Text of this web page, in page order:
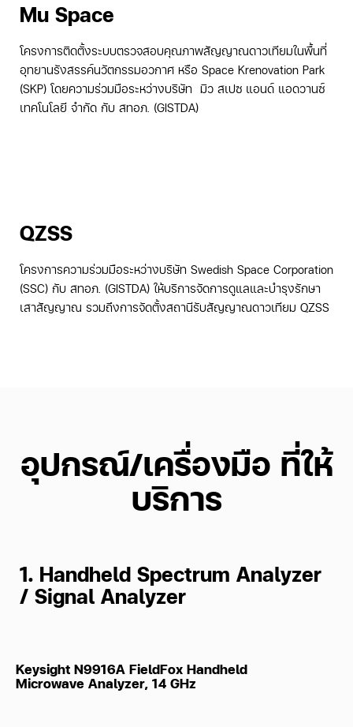
Mu Space
โครงการติดตั้งระบบตรวจสอบคุณภาพสัญญาณดาวเทียมในพื้นที่
อุทยานรังสรรค์นวัตกรรมอวกาศ หรือ Space Krenovation Park
(SKP) โดยความร่วมมือระหว่างบริษัท มิว สเปซ แอนด์ แอดวานซ์
เทคโนโลยี จำกัด กับ สทอภ. (GISTDA)
QZSS
โครงการความร่วมมือระหว่างบริษัท Swedish Space Corporation
(SSC) กับ สทอภ. (GISTDA) ให้บริการจัดการดูแลและบำรุงรักษา
เสาสัญญาณ รวมถึงการจัดตั้งสถานีรับสัญญาณดาวเทียม QZSS
อุปกรณ์/เครื่องมือ ที่ให้
บริการ
1. Handheld Spectrum Analyzer
/ Signal Analyzer
Keysight N9916A FieldFox Handheld
Microwave Analyzer, 14 GHz